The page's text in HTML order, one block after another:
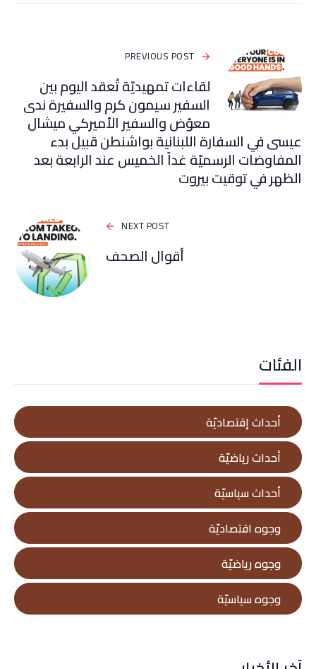
PREVIOUS POST
لقاءات تمهيديّة تُعقد اليوم بين
السفير سيمون كرم والسفيرة ندى
معوّض والسفير الأميركي ميشال
عيسى في السفارة اللبنانية بواشنطن قبيل بدء
المفاوضات الرسميّة غداً الخميس عند الرابعة بعد
الظهر في توقيت بيروت
NEXT POST
أقوال الصحف
الفئات
أحداث إقتصاديّة
أحداث رياضيّة
أحداث سياسيّة
وجوه اقتصاديّة
وجوه رياضيّة
وجوه سياسيّة